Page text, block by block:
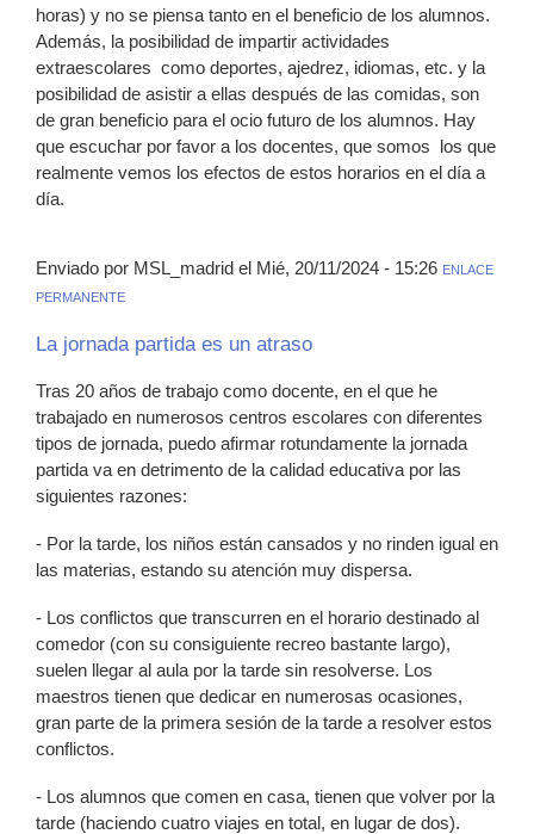
horas) y no se piensa tanto en el beneficio de los alumnos.
Además, la posibilidad de impartir actividades
extraescolares como deportes, ajedrez, idiomas, etc. y la
posibilidad de asistir a ellas después de las comidas, son
de gran beneficio para el ocio futuro de los alumnos. Hay
que escuchar por favor a los docentes, que somos los que
realmente vemos los efectos de estos horarios en el día a
día.
Enviado por MSL_madrid el Mié, 20/11/2024 - 15:26 ENLACE
PERMANENTE
La jornada partida es un atraso
Tras 20 años de trabajo como docente, en el que he
trabajado en numerosos centros escolares con diferentes
tipos de jornada, puedo afirmar rotundamente la jornada
partida va en detrimento de la calidad educativa por las
siguientes razones:
- Por la tarde, los niños están cansados y no rinden igual en
las materias, estando su atención muy dispersa.
- Los conflictos que transcurren en el horario destinado al
comedor (con su consiguiente recreo bastante largo),
suelen llegar al aula por la tarde sin resolverse. Los
maestros tienen que dedicar en numerosas ocasiones,
gran parte de la primera sesión de la tarde a resolver estos
conflictos.
- Los alumnos que comen en casa, tienen que volver por la
tarde (haciendo cuatro viajes en total, en lugar de dos).